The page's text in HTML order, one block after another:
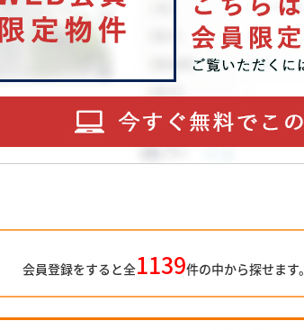
会員登録をすると全1139件の中から探せます。